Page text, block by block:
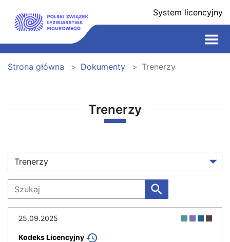
System licencyjny
Strona główna Dokumenty Trenerzy
Trenerzy
Trenerzy
25.09.2025
Kodeks Licencyjny